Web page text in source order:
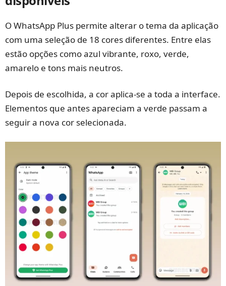
O WhatsApp Plus permite alterar o tema da aplicação
com uma seleção de 18 cores diferentes. Entre elas
estão opções como azul vibrante, roxo, verde,
amarelo e tons mais neutros.
Depois de escolhida, a cor aplica-se a toda a interface.
Elementos que antes apareciam a verde passam a
seguir a nova cor selecionada.